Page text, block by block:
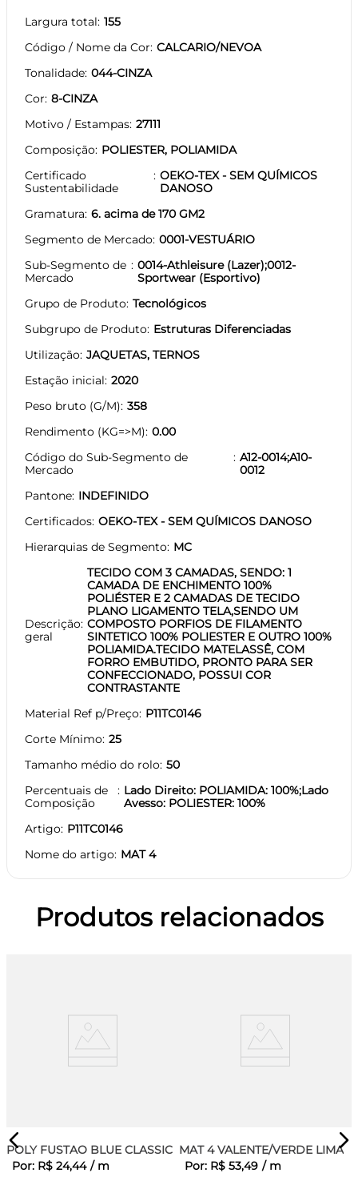
Largura total 155
Código / Nome da Cor CALCARIO/NEVOA
Tonalidade 044-CINZA
Cor 8-CINZA
Motivo / Estampas 27111
Composição POLIESTER, POLIAMIDA
Certificado
Sustentabilidade
OEKO-TEX - SEM QUÍMICOS
DANOSO
Gramatura 6. acima de 170 GM2
Segmento de Mercado 0001-VESTUÁRIO
Sub-Segmento de
Mercado
0014-Athleisure (Lazer);0012-
Sportwear (Esportivo)
Grupo de Produto Tecnológicos
Subgrupo de Produto Estruturas Diferenciadas
Utilização JAQUETAS, TERNOS
Estação inicial 2020
Peso bruto (G/M) 358
Rendimento (KG=>M) 0.00
Código do Sub-Segmento de
Mercado
A12-0014;A10-
0012
Pantone INDEFINIDO
Certificados OEKO-TEX - SEM QUÍMICOS DANOSO
Hierarquias de Segmento MC
Descrição
geral
TECIDO COM 3 CAMADAS, SENDO: 1
CAMADA DE ENCHIMENTO 100%
POLIÉSTER E 2 CAMADAS DE TECIDO
PLANO LIGAMENTO TELA,SENDO UM
COMPOSTO PORFIOS DE FILAMENTO
SINTETICO 100% POLIESTER E OUTRO 100%
POLIAMIDA.TECIDO MATELASSÊ, COM
FORRO EMBUTIDO, PRONTO PARA SER
CONFECCIONADO, POSSUI COR
CONTRASTANTE
Material Ref p/Preço P11TC0146
Corte Mínimo 25
Tamanho médio do rolo 50
Percentuais de
Composição
Lado Direito: POLIAMIDA: 100%;Lado
Avesso: POLIESTER: 100%
Artigo P11TC0146
Nome do artigo MAT 4
Produtos relacionados
POLY FUSTAO BLUE CLASSIC
Por: R$ 24,44 / m
MAT 4 VALENTE/VERDE LIMA
Por: R$ 53,49 / m